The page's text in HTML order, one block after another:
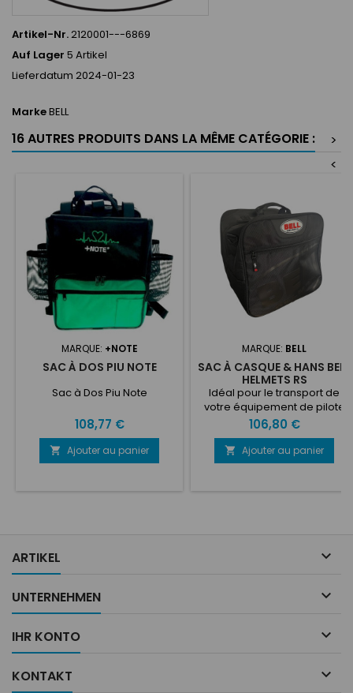
Artikel-Nr.2120001---6869
Auf Lager 5 Artikel
Lieferdatum 2024-01-23
MarkeBELL
16 AUTRES PRODUITS DANS LA MÊME CATÉGORIE :
>
<
MARQUE: +NOTE
SAC À DOS PIU NOTE
Sac à Dos Piu Note
Prix
108,77 €
 Ajouter au panier
MARQUE: BELL
SAC À CASQUE & HANS BELL
HELMETS RS
Idéal pour le transport de
votre équipement de pilote
Avec bandoulière, 2
poignées et poche avant
Dimensions : 38 x 35 x 32 cm
Prix
106,80 €
 Ajouter au panier
ARTIKEL 
UNTERNEHMEN 
IHR KONTO 
KONTAKT 